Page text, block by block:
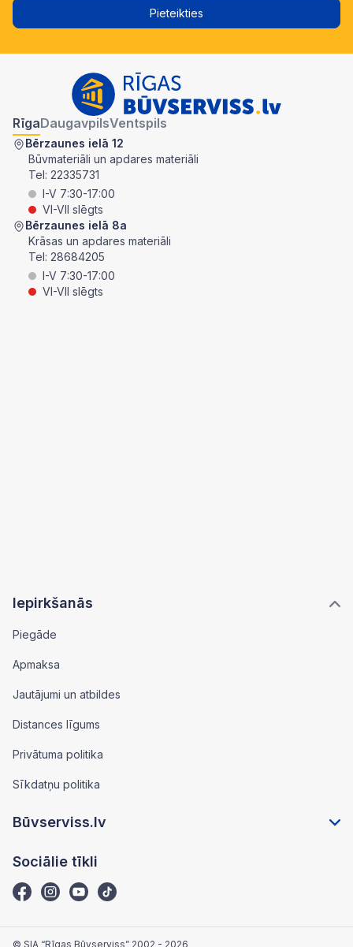
Pieteikties
Iepirkšanās
Piegāde
Apmaksa
Jautājumi un atbildes
Distances līgums
Privātuma politika
Sīkdatņu politika
Būvserviss.lv
Sociālie tīkli
RīgaDaugavpilsVentspils
Bērzaunes ielā 12
Būvmateriāli un apdares materiāli
Tel: 22335731
I-V 7:30-17:00
VI-VII slēgts
Bērzaunes ielā 8a
Krāsas un apdares materiāli
Tel: 28684205
I-V 7:30-17:00
VI-VII slēgts
© SIA “Rīgas Būvserviss” 2002 - 2026